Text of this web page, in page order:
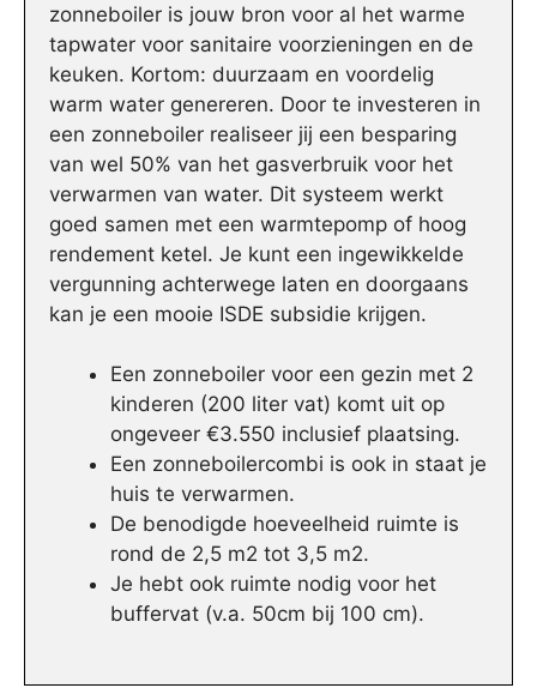
zonneboiler is jouw bron voor al het warme
tapwater voor sanitaire voorzieningen en de
keuken. Kortom: duurzaam en voordelig
warm water genereren. Door te investeren in
een zonneboiler realiseer jij een besparing
van wel 50% van het gasverbruik voor het
verwarmen van water. Dit systeem werkt
goed samen met een warmtepomp of hoog
rendement ketel. Je kunt een ingewikkelde
vergunning achterwege laten en doorgaans
kan je een mooie ISDE subsidie krijgen.
Een zonneboiler voor een gezin met 2
kinderen (200 liter vat) komt uit op
ongeveer €3.550 inclusief plaatsing.
Een zonneboilercombi is ook in staat je
huis te verwarmen.
De benodigde hoeveelheid ruimte is
rond de 2,5 m2 tot 3,5 m2.
Je hebt ook ruimte nodig voor het
buffervat (v.a. 50cm bij 100 cm).